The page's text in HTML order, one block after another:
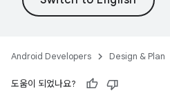
Android Developers Design & Plan
도움이 되었나요?